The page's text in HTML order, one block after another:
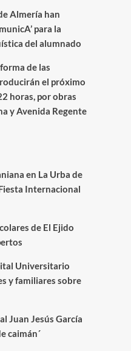
Almería han
para la
del alumnado
de las
el próximo
horas, por obras
y Avenida Regente
en La Urba de
Internacional
de El Ejido
Universitario
y familiares sobre
Juan Jesús García
caimán´